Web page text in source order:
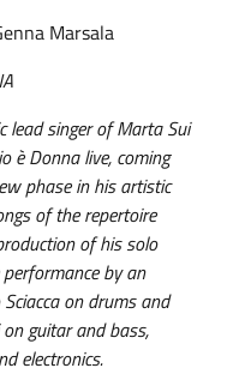
Marsala
lead singer of Marta Sui
è Donna live, coming
phase in his artistic
of the repertoire
of his solo
by an
on drums and
guitar and bass,
electronics.